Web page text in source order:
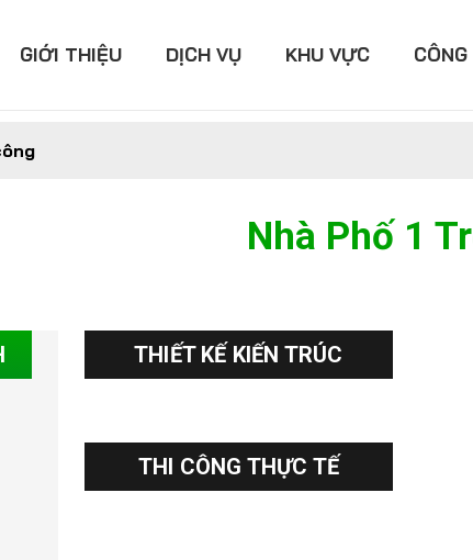
GIỚI THIỆU DỊCH VỤ KHU VỰC
Nhà Phố 1
THIẾT KẾ KIẾN TRÚC
THI CÔNG THỰC TẾ